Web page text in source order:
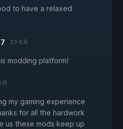
to have a relaxed
23 6月
modding platform!
月
my gaming experience
for all the hardwork
us these mods keep up